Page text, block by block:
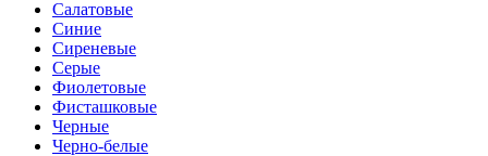
Салатовые
Синие
Сиреневые
Серые
Фиолетовые
Фисташковые
Черные
Черно-белые